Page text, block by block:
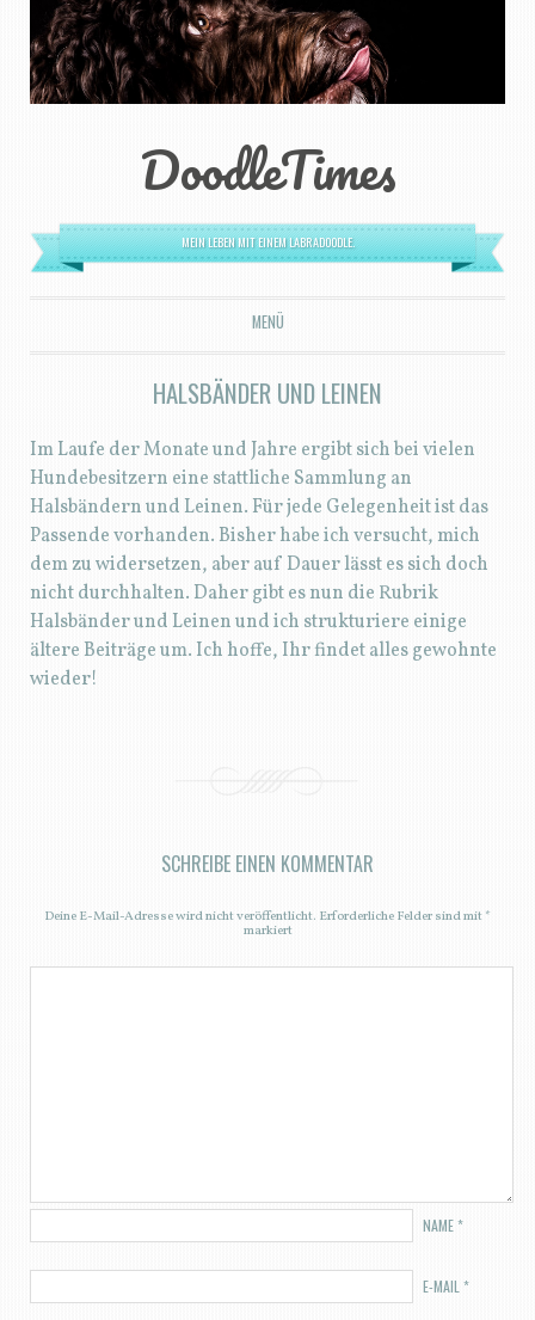
DoodleTimes
MEIN LEBEN MIT EINEM LABRADOODLE.
MENÜ
ZUM INHALT SPRINGEN
HALSBÄNDER UND LEINEN
Im Laufe der Monate und Jahre ergibt sich bei vielen
Hundebesitzern eine stattliche Sammlung an
Halsbändern und Leinen. Für jede Gelegenheit ist das
Passende vorhanden. Bisher habe ich versucht, mich
dem zu widersetzen, aber auf Dauer lässt es sich doch
nicht durchhalten. Daher gibt es nun die Rubrik
Halsbänder und Leinen und ich strukturiere einige
ältere Beiträge um. Ich hoffe, Ihr findet alles gewohnte
wieder!
SCHREIBE EINEN KOMMENTAR
Deine E-Mail-Adresse wird nicht veröffentlicht. Erforderliche Felder sind mit*
markiert
NAME*
E-MAIL *